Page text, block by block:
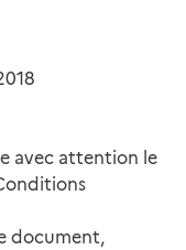
avec attention le
document,